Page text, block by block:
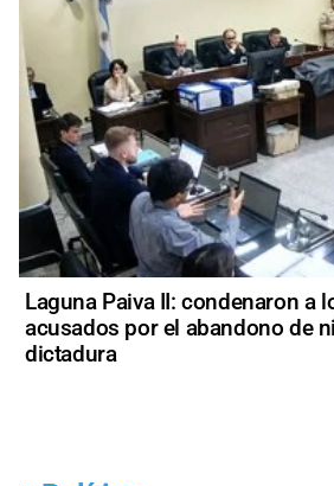
Laguna Paiva II: condenaron a
acusados por el abandono de
dictadura